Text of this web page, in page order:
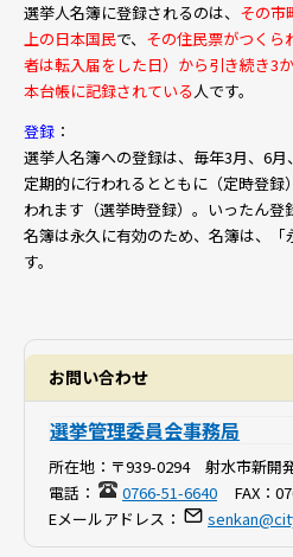
選挙人名簿に登録されるのは、 その市
上の日本国民で、 その住民票がつくら
者は転入届をした日）から引き続き3
本台帳に記録されている人です。
登録 ：
選挙人名簿への登録は、毎年3月、6
定期的に行われるとともに（定時登
われます（選挙時登録）。いったん登
名簿は永久に有効のため、名簿は、
す。
お問い合わせ
選挙管理委員会事務局
所在地： 〒939-0294 射水市新開
電話：
0766-51-6640 FAX：
Eメールアドレス：